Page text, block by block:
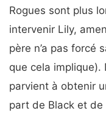
Rogues sont plus
intervenir Lily,
père n’a pas forcé
que cela implique).
parvient à obtenir
part de Black et de